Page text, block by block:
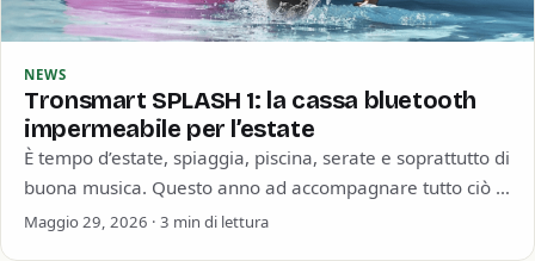
NEWS
Tronsmart SPLASH 1: la cassa bluetooth
impermeabile per l’estate
È tempo d’estate, spiaggia, piscina, serate e soprattutto di
buona musica. Questo anno ad accompagnare tutto ciò ci
pensa Tronsmart con la…
Maggio 29, 2026 · 3 min di lettura